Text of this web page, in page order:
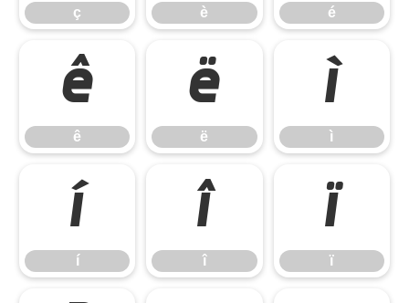
ç è é
ê
ê
ë
ë
ì
ì
í
í
î
î
ï
ï